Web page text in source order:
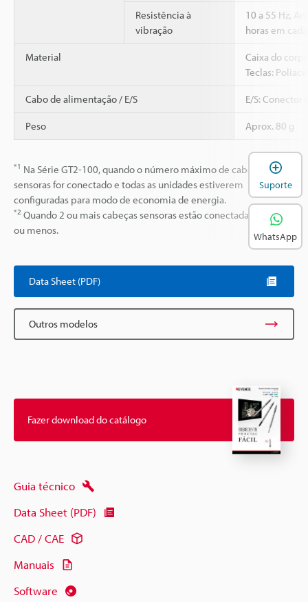
Resistência à
vibração
10 a 55 Hz,
horas em
Material
Caixa do
Teclas:
Cabo de alimentação / E/S E/S: Conector
Peso Aprox. 80 g
*1 Na Série GT2-100, quando o número máximo de cabeças
sensoras for conectado e todas as unidades estiverem
configuradas para modo de economia de energia.
*2 Quando 2 ou mais cabeças sensoras estão conectadas, 20 mA
ou menos.
Data Sheet (PDF)
Outros modelos
Fazer download do catálogo
Guia técnico
Data Sheet (PDF)
CAD / CAE
Manuais
Software
Suporte
WhatsApp